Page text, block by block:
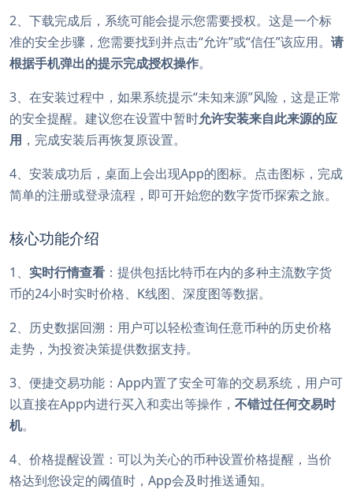
2、下载完成后，系统可能会提示您需要授权。这是一个标
准的安全步骤，您需要找到并点击“允许”或“信任”该应用。 请
根据手机弹出的提示完成授权操作。
3、在安装过程中，如果系统提示“未知来源”风险，这是正常
的安全提醒。建议您在设置中暂时允许安装来自此来源的应
用 ，完成安装后再恢复原设置。
4、安装成功后，桌面上会出现App的图标。点击图标，完成
简单的注册或登录流程，即可开始您的数字货币探索之旅。
核心功能介绍
1、 实时行情查看 ：提供包括比特币在内的多种主流数字货
币的24小时实时价格、K线图、深度图等数据。
2、历史数据回溯：用户可以轻松查询任意币种的历史价格
走势，为投资决策提供数据支持。
3、便捷交易功能：App内置了安全可靠的交易系统，用户可
以直接在App内进行买入和卖出等操作， 不错过任何交易时
机。
4、价格提醒设置：可以为关心的币种设置价格提醒，当价
格达到您设定的阈值时，App会及时推送通知。